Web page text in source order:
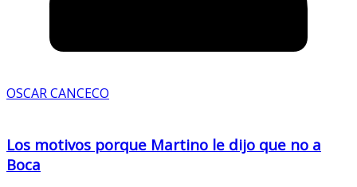
OSCAR CANCECO
Los motivos porque Martino le dijo que no a
Boca